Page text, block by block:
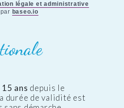
légale et administrative
baseo.io
ans depuis le
durée de validité est